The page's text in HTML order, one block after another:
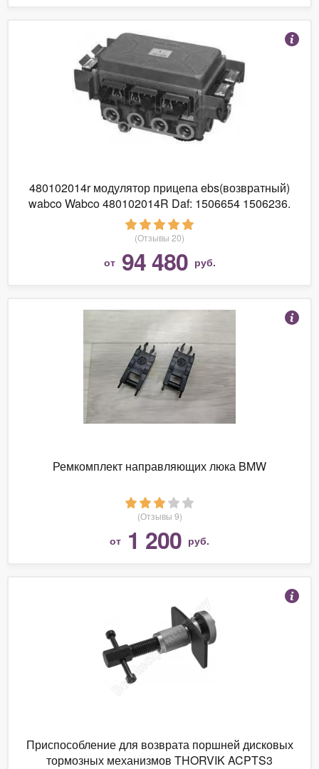
480102014r модулятор прицепа ebs(возвратный)
wabco Wabco 480102014R Daf: 1506654 1506236.
Fruehauf: M05929201. Kögel:
(Отзывы 20)
от 94 480 руб.
Ремкомплект направляющих люка BMW
(Отзывы 9)
от 1 200 руб.
Приспособление для возврата поршней дисковых
тормозных механизмов THORVIK ACPTS3